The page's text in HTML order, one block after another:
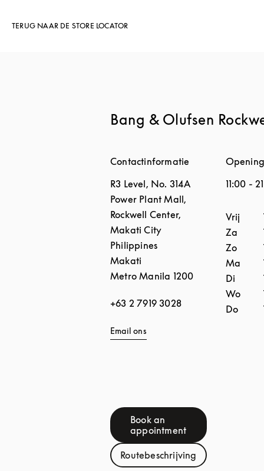
TERUG NAAR DE STORE LOCATOR
Bang & Olufsen
Contactinformatie
R3 Level, No. 314A
Power Plant Mall,
Rockwell Center,
Makati City
Philippines
Makati
Metro Manila 1200
+63 2 7919 3028
Email ons
Book an
appointmentLink Opens in New Tab
RoutebeschrijvingLink Opens in New Tab
11:00 -
Dag
Vrij
Za
Zo
Ma
Di
Wo
Do